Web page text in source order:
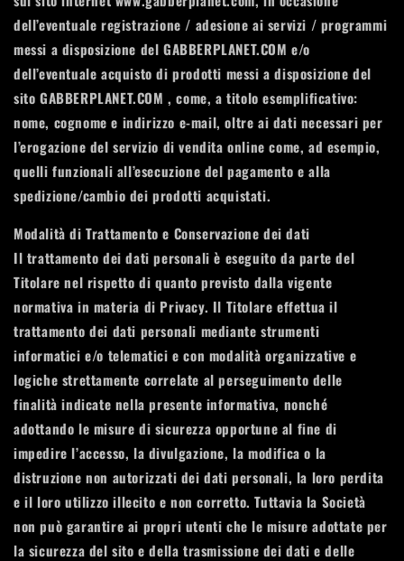
dell’eventuale registrazione / adesione ai servizi / programmi
messi a disposizione del GABBERPLANET.COM e/o
dell’eventuale acquisto di prodotti messi a disposizione del
sito GABBERPLANET.COM , come, a titolo esemplificativo:
nome, cognome e indirizzo e-mail, oltre ai dati necessari per
l’erogazione del servizio di vendita online come, ad esempio,
quelli funzionali all’esecuzione del pagamento e alla
spedizione/cambio dei prodotti acquistati.
Modalità di Trattamento e Conservazione dei dati
Il trattamento dei dati personali è eseguito da parte del
Titolare nel rispetto di quanto previsto dalla vigente
normativa in materia di Privacy. Il Titolare effettua il
trattamento dei dati personali mediante strumenti
informatici e/o telematici e con modalità organizzative e
logiche strettamente correlate al perseguimento delle
finalità indicate nella presente informativa, nonché
adottando le misure di sicurezza opportune al fine di
impedire l’accesso, la divulgazione, la modifica o la
distruzione non autorizzati dei dati personali, la loro perdita
e il loro utilizzo illecito e non corretto. Tuttavia la Società
non può garantire ai propri utenti che le misure adottate per
la sicurezza del sito e della trasmissione dei dati e delle